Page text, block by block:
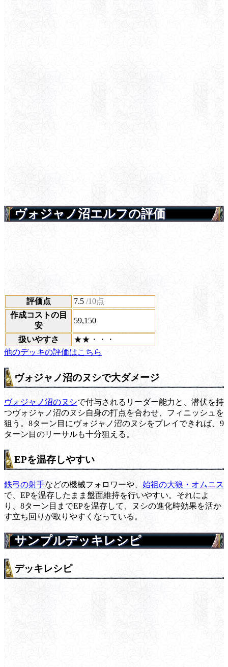
ヴォジャノ沼エルフの評価
評価点 7.5 /10点
作成コストの目
安
59,150
扱いやすさ
★★・・・
他のデッキの評価はこちら
ヴォジャノ沼のヌシで大ダメージ
ヴォジャノ沼のヌシで付与されるリーダー能力と、潜伏を持
つヴォジャノ沼のヌシ自身の打点を合わせ、フィニッシュを
狙う。8ターン目にヴォジャノ沼のヌシをプレイできれば、9
ターン目のリーサルも十分狙える。
EPを温存しやすい
鉄弓の射手などの機械フォロワーや、 始祖の大狼・オムニス
で、EPを温存したまま盤面維持を行いやすい。それによ
り、8ターン目までEPを温存して、ヌシの進化時効果を活か
す立ち回りが取りやすくなっている。
サンプルデッキレシピ
デッキレシピ